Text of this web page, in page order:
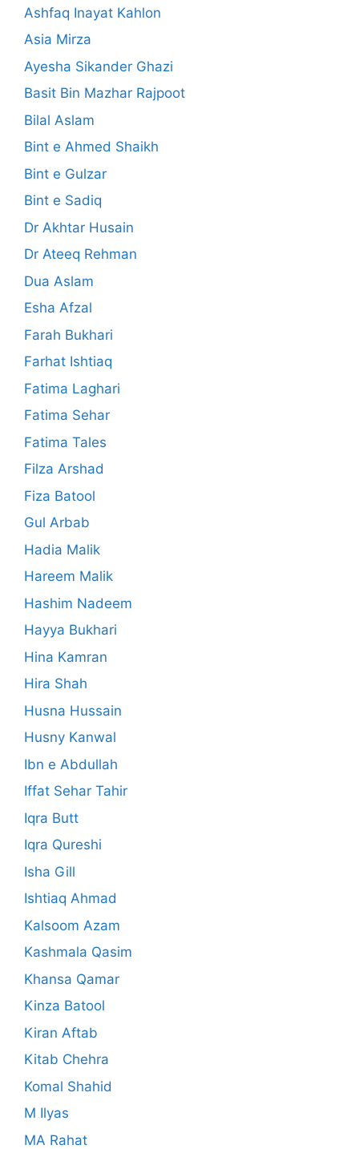
Ashfaq Inayat Kahlon
Asia Mirza
Ayesha Sikander Ghazi
Basit Bin Mazhar Rajpoot
Bilal Aslam
Bint e Ahmed Shaikh
Bint e Gulzar
Bint e Sadiq
Dr Akhtar Husain
Dr Ateeq Rehman
Dua Aslam
Esha Afzal
Farah Bukhari
Farhat Ishtiaq
Fatima Laghari
Fatima Sehar
Fatima Tales
Filza Arshad
Fiza Batool
Gul Arbab
Hadia Malik
Hareem Malik
Hashim Nadeem
Hayya Bukhari
Hina Kamran
Hira Shah
Husna Hussain
Husny Kanwal
Ibn e Abdullah
Iffat Sehar Tahir
Iqra Butt
Iqra Qureshi
Isha Gill
Ishtiaq Ahmad
Kalsoom Azam
Kashmala Qasim
Khansa Qamar
Kinza Batool
Kiran Aftab
Kitab Chehra
Komal Shahid
M Ilyas
MA Rahat